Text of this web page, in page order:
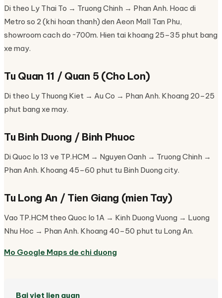
Di theo Ly Thai To → Truong Chinh → Phan Anh. Hoac di
Metro so 2 (khi hoan thanh) den Aeon Mall Tan Phu,
showroom cach do ~700m. Hien tai khoang 25–35 phut bang
xe may.
Tu Quan 11 / Quan 5 (Cho Lon)
Di theo Ly Thuong Kiet → Au Co → Phan Anh. Khoang 20–25
phut bang xe may.
Tu Binh Duong / Binh Phuoc
Di Quoc lo 13 ve TP.HCM → Nguyen Oanh → Truong Chinh →
Phan Anh. Khoang 45–60 phut tu Binh Duong city.
Tu Long An / Tien Giang (mien Tay)
Vao TP.HCM theo Quoc lo 1A → Kinh Duong Vuong → Luong
Nhu Hoc → Phan Anh. Khoang 40–50 phut tu Long An.
Mo Google Maps de chi duong
Bai viet lien quan